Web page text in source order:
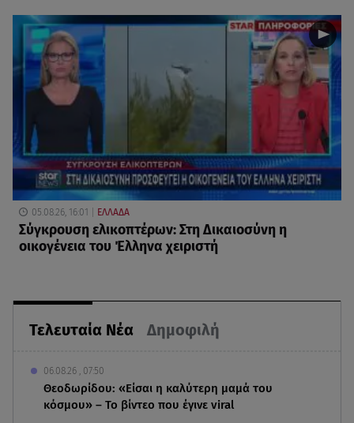
Τελευταία Νέα Δημοφιλή
06.08.26 , 07:50
Θεοδωρίδου: «Είσαι η καλύτερη μαμά του
κόσμου» – Το βίντεο που έγινε viral
05.08.26, 16:01 ΕΛΛΑΔΑ
Σύγκρουση ελικοπτέρων: Στη Δικαιοσύνη η
οικογένεια του Έλληνα χειριστή